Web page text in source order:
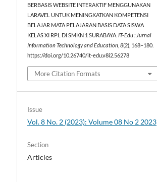
BERBASIS WEBSITE INTERAKTIF MENGGUNAKAN
LARAVEL UNTUK MENINGKATKAN KOMPETENSI
BELAJAR MATA PELAJARAN BASIS DATA SISWA
KELAS XI RPL DI SMKN 1 SURABAYA.IT-Edu : Jurnal
Information Technology and Education ,8(2), 168–180.
https://doi.org/10.26740/it-edu.v8i2.56278
More Citation Formats
Issue
Vol. 8 No. 2 (2023): Volume 08 No 2 2023
Section
Articles